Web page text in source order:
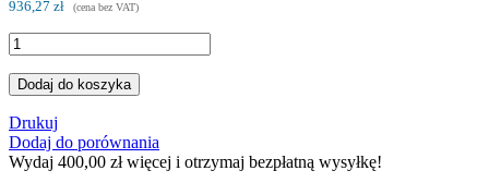
936,27 zł (cena bez VAT)
Dodaj do koszyka
Drukuj
Dodaj do porównania
Wydaj 400,00 złwięcej i otrzymaj bezpłatną wysyłkę!